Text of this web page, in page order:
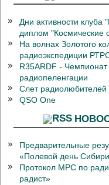
Дни активности клуба
диплом "Космические
На волнах Золотого
радиоэкспедиции
R35ARDF -
радиопеленгации
Слет радиолюбителей
QSO One
Предварительные
«Полевой день
Протокол МРС по
радист»